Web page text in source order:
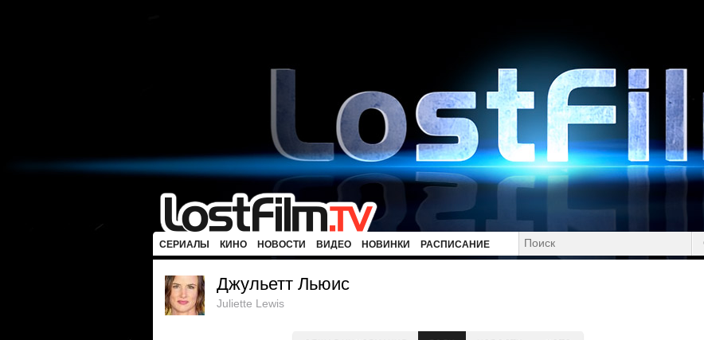
СЕРИАЛЫ КИНО НОВОСТИ ВИДЕО НОВИНКИ РАСПИСАНИЕ
Джульетт Льюис
Juliette Lewis